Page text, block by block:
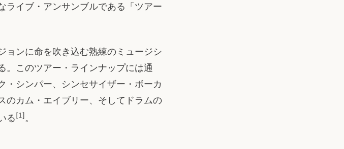
ライブ・アンサンブルである「ツアー
ョンに命を吹き込む熟練のミュージシ
。このツアー・ラインナップには通
・シンパー、シンセサイザー・ボーカ
のカム・エイブリー、そしてドラムの
る[1]。